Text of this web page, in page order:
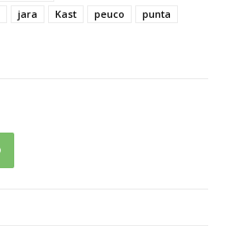
jara Kast peuco
punta